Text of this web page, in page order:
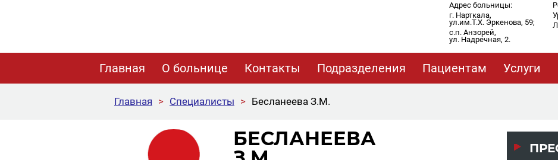
Адрес больницы:
г. Нарткала,
ул.им.Т.Х. Эркенова, 59;
с.п. Анзорей,
ул. Надречная, 2.
Главная О больнице Контакты Подразделения Пациентам Услуги
Главная > Специалисты > Бесланеева З.М.
БЕСЛАНЕЕВА